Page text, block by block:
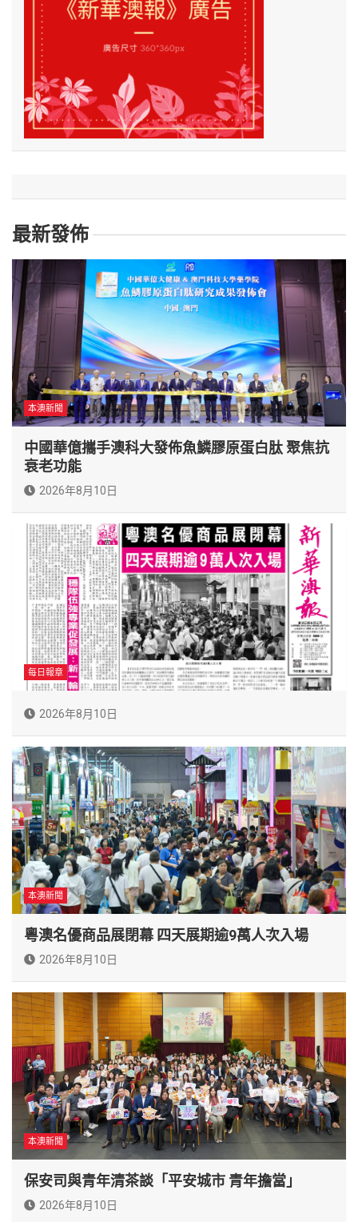
最新發佈
本澳新聞
中國華億攜手澳科大發佈魚鱗膠原蛋白肽 聚焦抗
衰老功能
2026年8月10日
每日報章
2026年8月10日
本澳新聞
粵澳名優商品展閉幕 四天展期逾9萬人次入場
2026年8月10日
本澳新聞
保安司與青年清茶談「平安城市 青年擔當」
2026年8月10日